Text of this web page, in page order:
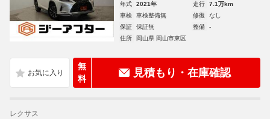
年式 2021年 走行
7.1万km
車検
車検整備無 修復
なし
保証
保証無 整備
-
住所
岡山県 岡山市東区
無
料
見積もり・在庫確認
レクサス